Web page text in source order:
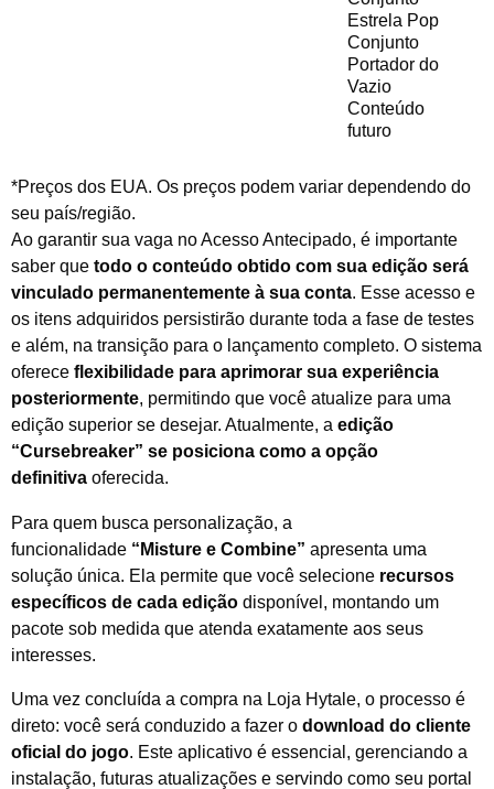
Estrela Pop
Conjunto
Portador do
Vazio
Conteúdo
futuro
*Preços dos EUA. Os preços podem variar dependendo do
seu país/região.
Ao garantir sua vaga no Acesso Antecipado, é importante
saber que todo o conteúdo obtido com sua edição será
vinculado permanentemente à sua conta. Esse acesso e
os itens adquiridos persistirão durante toda a fase de testes
e além, na transição para o lançamento completo. O sistema
oferece flexibilidade para aprimorar sua experiência
posteriormente, permitindo que você atualize para uma
edição superior se desejar. Atualmente, a edição
“Cursebreaker” se posiciona como a opção
definitiva oferecida.
Para quem busca personalização, a
funcionalidade “Misture e Combine” apresenta uma
solução única. Ela permite que você selecione recursos
específicos de cada edição disponível, montando um
pacote sob medida que atenda exatamente aos seus
interesses.
Uma vez concluída a compra na Loja Hytale, o processo é
direto: você será conduzido a fazer o download do cliente
oficial do jogo. Este aplicativo é essencial, gerenciando a
instalação, futuras atualizações e servindo como seu portal